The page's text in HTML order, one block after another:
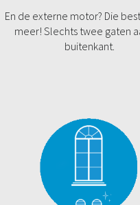
En de externe motor? Die
meer! Slechts twee gaten
buitenkant.